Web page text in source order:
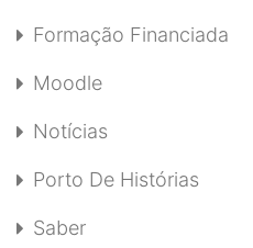
Formação Financiada
Moodle
Notícias
Porto De Histórias
Saber